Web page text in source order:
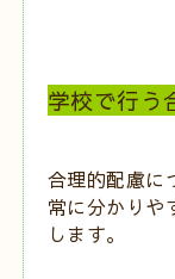
学校で行う
合理的配慮に
常に分かりや
します。